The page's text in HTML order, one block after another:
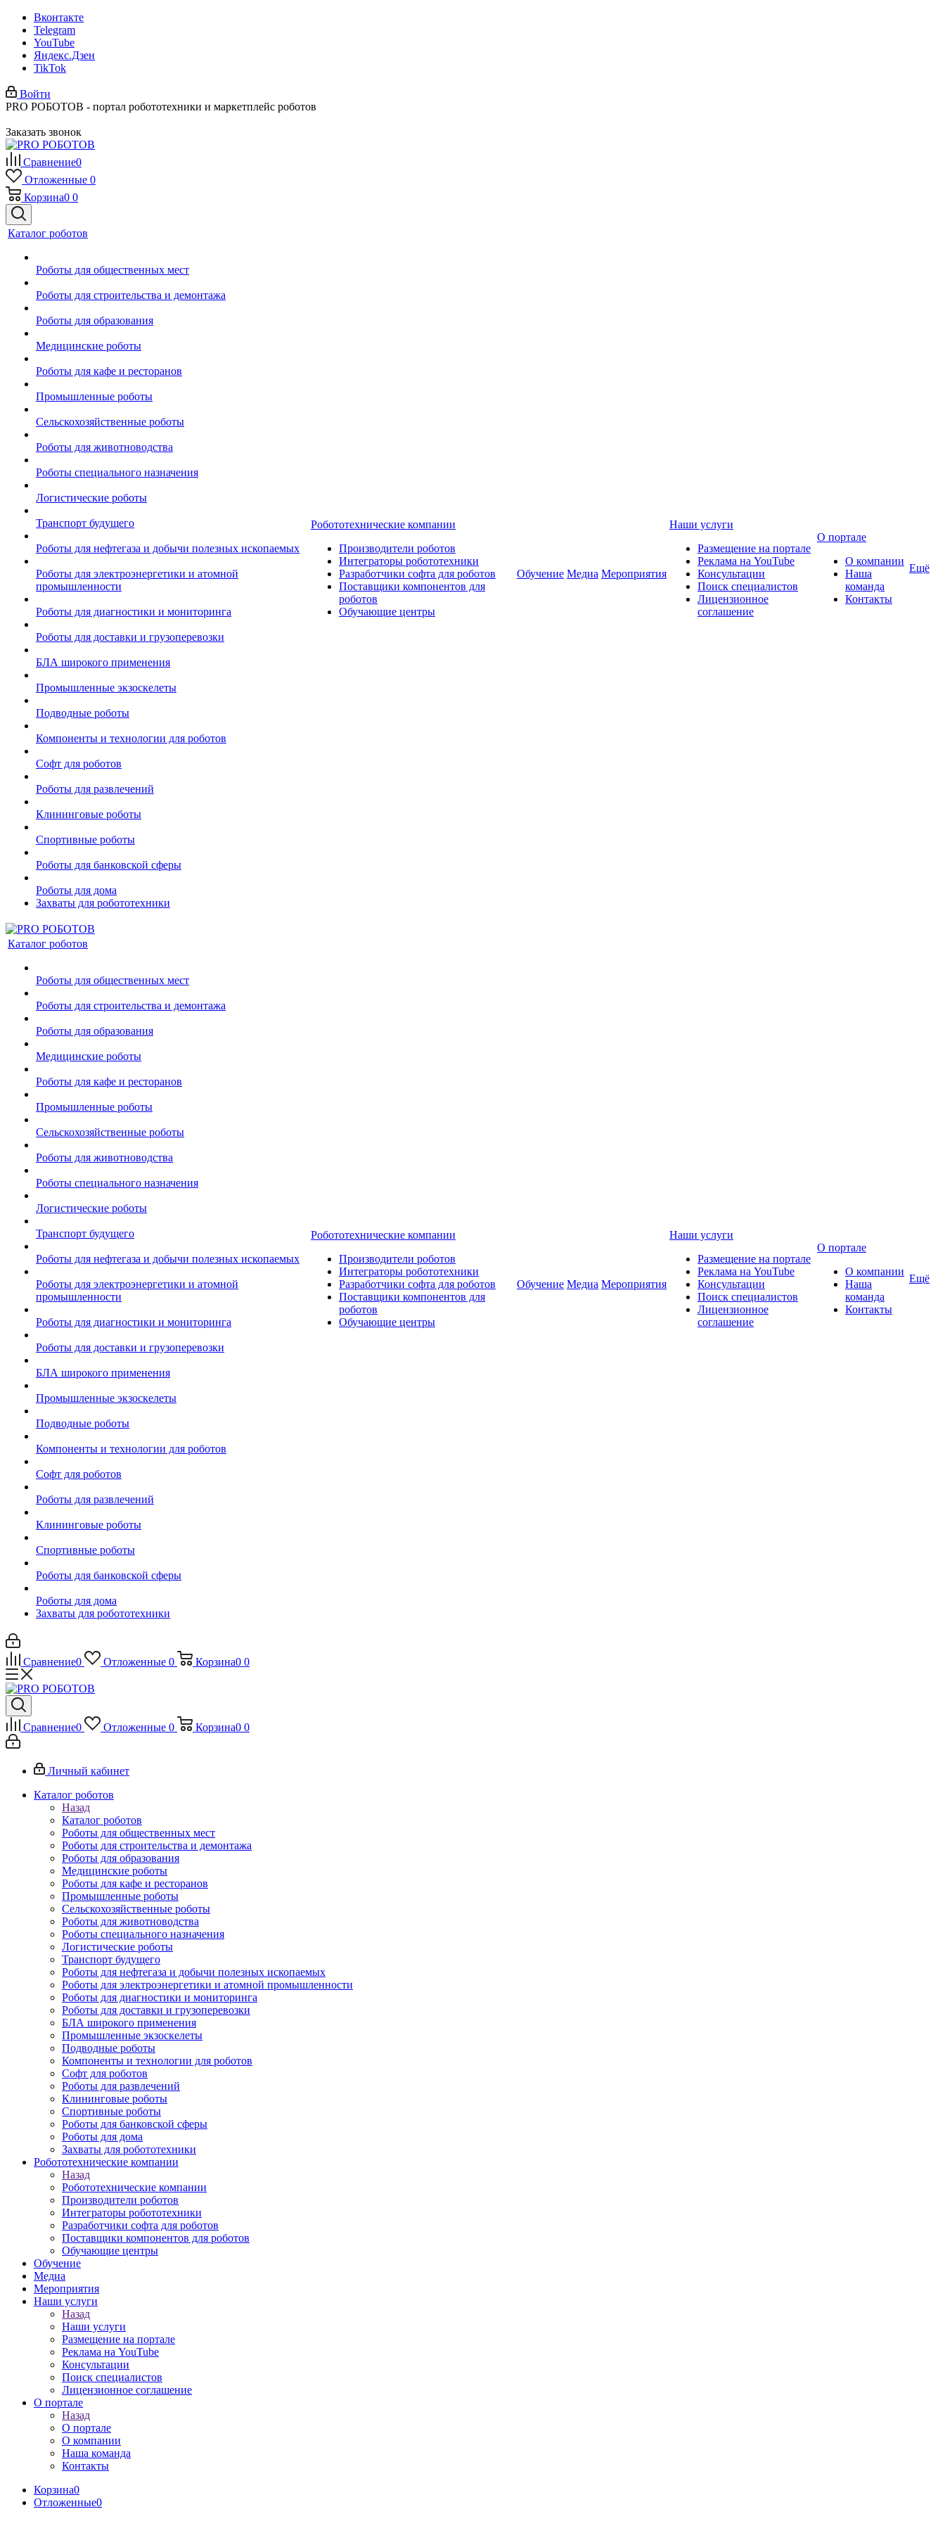
Вконтакте
Telegram
YouTube
Яндекс.Дзен
TikTok
Войти
PRO РОБОТОВ - портал робототехники и маркетплейс роботов
Заказать звонок
Сравнение0
Отложенные 0
Корзина0 0
Каталог роботов
Роботы для общественных мест
Роботы для строительства и демонтажа
Роботы для образования
Медицинские роботы
Роботы для кафе и ресторанов
Промышленные роботы
Сельскохозяйственные роботы
Роботы для животноводства
Роботы специального назначения
Логистические роботы
Транспорт будущего
Роботы для нефтегаза и добычи полезных ископаемых
Роботы для электроэнергетики и атомной
промышленности
Роботы для диагностики и мониторинга
Роботы для доставки и грузоперевозки
БЛА широкого применения
Промышленные экзоскелеты
Подводные роботы
Компоненты и технологии для роботов
Софт для роботов
Роботы для развлечений
Клининговые роботы
Спортивные роботы
Роботы для банковской сферы
Роботы для дома
Захваты для робототехники
Робототехнические компании
Производители роботов
Интеграторы робототехники
Разработчики софта для роботов
Поставщики компонентов для
роботов
Обучающие центры
Обучение Медиа Мероприятия
Наши услуги
Размещение на портале
Реклама на YouTube
Консультации
Поиск специалистов
Лицензионное
соглашение
О портале
О компании
Наша
команда
Контакты
Ещё
Каталог роботов
Роботы для общественных мест
Роботы для строительства и демонтажа
Роботы для образования
Медицинские роботы
Роботы для кафе и ресторанов
Промышленные роботы
Сельскохозяйственные роботы
Роботы для животноводства
Роботы специального назначения
Логистические роботы
Транспорт будущего
Роботы для нефтегаза и добычи полезных ископаемых
Роботы для электроэнергетики и атомной
промышленности
Роботы для диагностики и мониторинга
Роботы для доставки и грузоперевозки
БЛА широкого применения
Промышленные экзоскелеты
Подводные роботы
Компоненты и технологии для роботов
Софт для роботов
Роботы для развлечений
Клининговые роботы
Спортивные роботы
Роботы для банковской сферы
Роботы для дома
Захваты для робототехники
Робототехнические компании
Производители роботов
Интеграторы робототехники
Разработчики софта для роботов
Поставщики компонентов для
роботов
Обучающие центры
Обучение Медиа Мероприятия
Наши услуги
Размещение на портале
Реклама на YouTube
Консультации
Поиск специалистов
Лицензионное
соглашение
О портале
О компании
Наша
команда
Контакты
Ещё
Сравнение0 Отложенные 0 Корзина0 0
Сравнение0 Отложенные 0 Корзина0 0
Личный кабинет
Каталог роботов
Назад
Каталог роботов
Роботы для общественных мест
Роботы для строительства и демонтажа
Роботы для образования
Медицинские роботы
Роботы для кафе и ресторанов
Промышленные роботы
Сельскохозяйственные роботы
Роботы для животноводства
Роботы специального назначения
Логистические роботы
Транспорт будущего
Роботы для нефтегаза и добычи полезных ископаемых
Роботы для электроэнергетики и атомной промышленности
Роботы для диагностики и мониторинга
Роботы для доставки и грузоперевозки
БЛА широкого применения
Промышленные экзоскелеты
Подводные роботы
Компоненты и технологии для роботов
Софт для роботов
Роботы для развлечений
Клининговые роботы
Спортивные роботы
Роботы для банковской сферы
Роботы для дома
Захваты для робототехники
Робототехнические компании
Назад
Робототехнические компании
Производители роботов
Интеграторы робототехники
Разработчики софта для роботов
Поставщики компонентов для роботов
Обучающие центры
Обучение
Медиа
Мероприятия
Наши услуги
Назад
Наши услуги
Размещение на портале
Реклама на YouTube
Консультации
Поиск специалистов
Лицензионное соглашение
О портале
Назад
О портале
О компании
Наша команда
Контакты
Корзина0
Отложенные0